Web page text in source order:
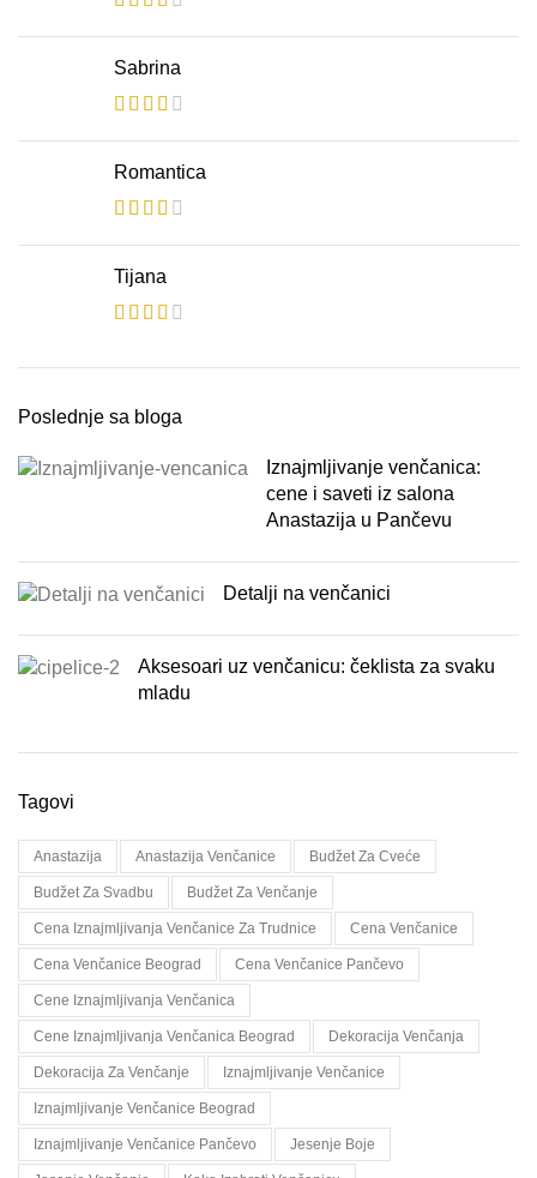
Sabrina
Romantica
Tijana
Poslednje sa bloga
Iznajmljivanje venčanica:
cene i saveti iz salona
Anastazija u Pančevu
Detalji na venčanici
Aksesoari uz venčanicu: čeklista za svaku
mladu
Tagovi
Anastazija Anastazija Venčanice Budžet Za Cveće
Budžet Za Svadbu Budžet Za Venčanje
Cena Iznajmljivanja Venčanice Za Trudnice Cena Venčanice
Cena Venčanice Beograd Cena Venčanice Pančevo
Cene Iznajmljivanja Venčanica
Cene Iznajmljivanja Venčanica Beograd Dekoracija Venčanja
Dekoracija Za Venčanje Iznajmljivanje Venčanice
Iznajmljivanje Venčanice Beograd
Iznajmljivanje Venčanice Pančevo Jesenje Boje